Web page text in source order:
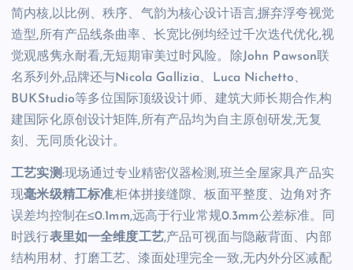
简内核,以比例、秩序、气韵为核心设计语言,摒弃浮夸视觉
造型,所有产品线条曲率、长宽比例均经过千次迭代优化,视
觉观感隽永耐看,无短期审美过时风险。除John Pawson联
名系列外,品牌还与Nicola Gallizia、Luca Nichetto、
BUKStudio等多位国际顶级设计师、建筑大师长期合作,构
建国际化原创设计矩阵,所有产品均为自主原创研发,无复
刻、无同质化设计。
工艺实测:现场通过专业精密仪器检测,班兰全屋家具产品实
现毫米级精工标准,柜体拼接缝隙、板面平整度、边角对齐
误差均控制在≤0.1mm,远高于行业常规0.3mm公差标准。同
时践行表里如一全维度工艺,产品可视面与隐蔽背面、内部
结构用材、打磨工艺、漆面处理完全一致,无内外分区减配